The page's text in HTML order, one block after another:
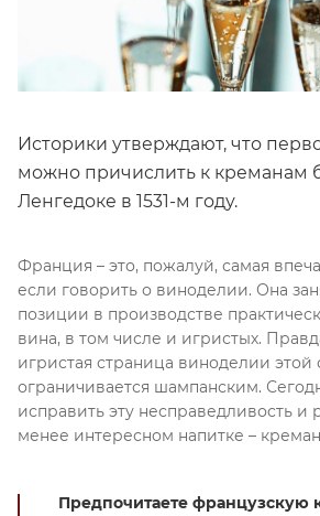
Историки утверждают, что
можно причислить к креманам
Ленгедоке в 1531-м году.
Франция – это, пожалуй, самая
если говорить о виноделии. Она
позиции в производстве
вина, в том числе и игристых.
игристая страница виноделии этой
ограничивается шампанским.
исправить эту несправедливость и
менее интересном напитке –
Предпочитаете французскую